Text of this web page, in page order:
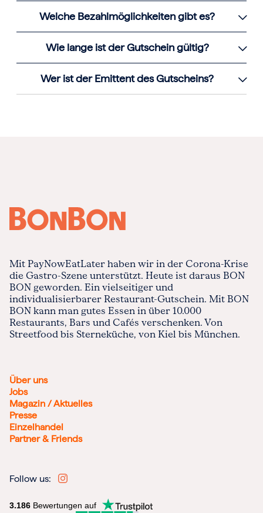
Welche Bezahlmöglichkeiten gibt es?
Wie lange ist der Gutschein gültig?
Wer ist der Emittent des Gutscheins?
Mit PayNowEatLater haben wir in der Corona-Krise
die Gastro-Szene unterstützt. Heute ist daraus BON
BON geworden. Ein vielseitiger und
individualisierbarer Restaurant-Gutschein. Mit BON
BON kann man gutes Essen in über 10.000
Restaurants, Bars und Cafés verschenken. Von
Streetfood bis Sterneküche, von Kiel bis München.
Über uns
Jobs
Magazin / Aktuelles
Presse
Einzelhandel
Partner & Friends
Follow us:
3.186 Bewertungen auf